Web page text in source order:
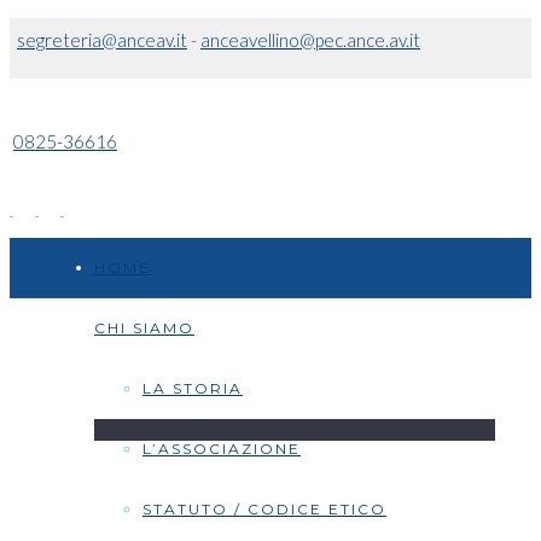
segreteria@anceav.it- anceavellino@pec.ance.av.it
0825-36616
CHI SIAMO
LA STORIA
L’ASSOCIAZIONE
STATUTO / CODICE ETICO